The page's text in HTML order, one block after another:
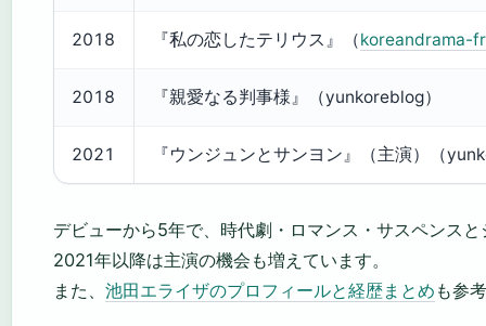
2018 『私の恋したテリウス』（koreandrama-
2018 『親愛なる判事様』（yunkoreblog）
2021 『ウンジュンとサンヨン』（主演）（
デビューから5年で、時代劇・ロマンス・サスペンス
2021年以降は主演の機会も増えています。
また、 池田エライザのプロフィールと経歴まとめ も参